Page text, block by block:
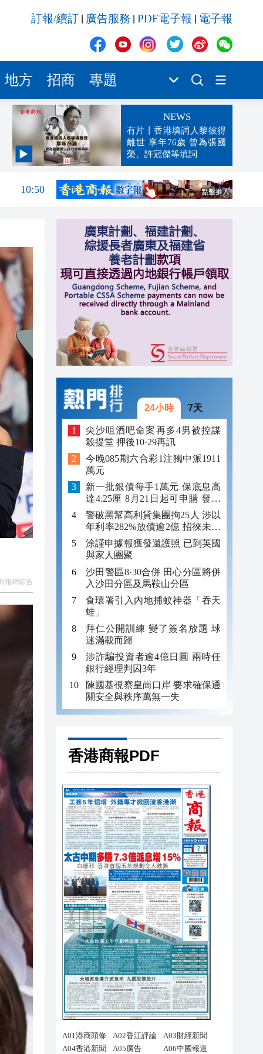
訂報/續訂 廣告服務 PDF電子報 電子報
地方 招商 專題
NEWS
有片丨香港填詞人黎彼得
離世 享年76歲 曾為張國
榮、許冠傑等填詞
11:04
10:50
10:17
10:13
10:11
10:10
報網綜合
24小時 7天
尖沙咀酒吧命案再多4男被控謀
殺提堂 押後10·29再訊
今晚085期六合彩1注獨中派1911
萬元
新一批銀債每手1萬元 保底息高
達4.25厘 8月21日起可申購 發行
金額最多550億
警破黑幫高利貸集團拘25人 涉以
年利率282%放債逾2億 招徠未成
年追數
涂謹申據報獲發還護照 已到英國
與家人團聚
沙田警區8·30合併 田心分區將併
入沙田分區及馬鞍山分區
食環署引入內地捕蚊神器「吞天
蛙」
拜仁公開訓練 變了簽名放題 球
迷滿載而歸
涉詐騙投資者逾4億日圓 兩時任
銀行經理判囚3年
陳國基視察皇崗口岸 要求確保通
關安全與秩序萬無一失
香港商報PDF